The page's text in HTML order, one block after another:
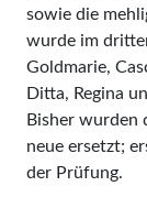
sowie die
wurde im
Goldmarie,
Ditta, Regina
Bisher wurden
neue ersetzt;
der Prüfung.